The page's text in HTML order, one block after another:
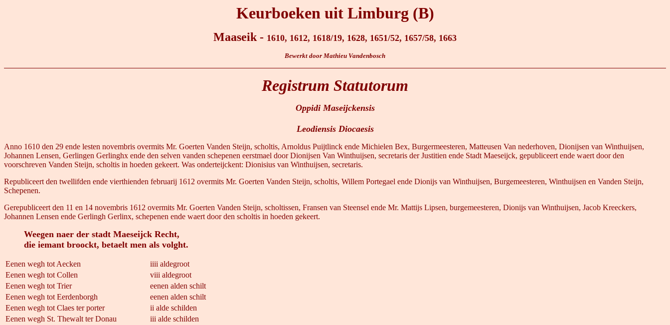
Keurboeken uit Limburg (B)
Maaseik - 1610, 1612, 1618/19, 1628, 1651/52, 1657/58, 1663
Bewerkt door Mathieu Vandenbosch
Registrum Statutorum
Oppidi Maseijckensis
Leodiensis Diocaesis
Anno 1610 den 29 ende lesten novembris overmits Mr. Goerten Vanden Steijn, scholtis, Arnoldus Puijtlinck ende Michielen Bex, Burgermeesteren, Matteusen Van nederhoven, Dionijsen van Winthuijsen,
Johannen Lensen, Gerlingen Gerlinghx ende den selven vanden schepenen eerstmael door Dionijsen Van Winthuijsen, secretaris der Justitien ende Stadt Maeseijck, gepubliceert ende waert door den
voorschreven Vanden Steijn, scholtis in hoeden gekeert. Was onderteijckent: Dionisius van Winthuijsen, secretaris.
Republiceert den twellifden ende vierthienden februarij 1612 overmits Mr. Goerten Vanden Steijn, scholtis, Willem Portegael ende Dionijs van Winthuijsen, Burgemeesteren, Winthuijsen en Vanden Steijn,
Schepenen.
Gerepubliceert den 11 en 14 novembris 1612 overmits Mr. Goerten Vanden Steijn, scholtissen, Fransen van Steensel ende Mr. Mattijs Lipsen, burgemeesteren, Dionijs van Winthuijsen, Jacob Kreeckers,
Johannen Lensen ende Gerlingh Gerlinx, schepenen ende waert door den scholtis in hoeden gekeert.
Weegen naer der stadt Maeseijck Recht,
die iemant broockt, betaelt men als volght.
Eenen wegh tot Aecken
iiii aldegroot
Eenen wegh tot Collen
viii aldegroot
Eenen wegh tot Trier
eenen alden schilt
Eenen wegh tot Eerdenborgh
eenen alden schilt
Eenen wegh tot Claes ter porter
ii alde schilden
Eenen wegh St. Thewalt ter Donau
iii alde schilden